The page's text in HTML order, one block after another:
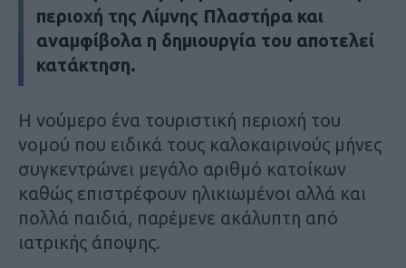
περιοχή της Λίμνης Πλαστήρα και
αναμφίβολα η δημιουργία του αποτελεί
κατάκτηση.
Η νούμερο ένα τουριστική περιοχή του
νομού που ειδικά τους καλοκαιρινούς μήνες
συγκεντρώνει μεγάλο αριθμό κατοίκων
καθώς επιστρέφουν ηλικιωμένοι αλλά και
πολλά παιδιά, παρέμενε ακάλυπτη από
ιατρικής άποψης.